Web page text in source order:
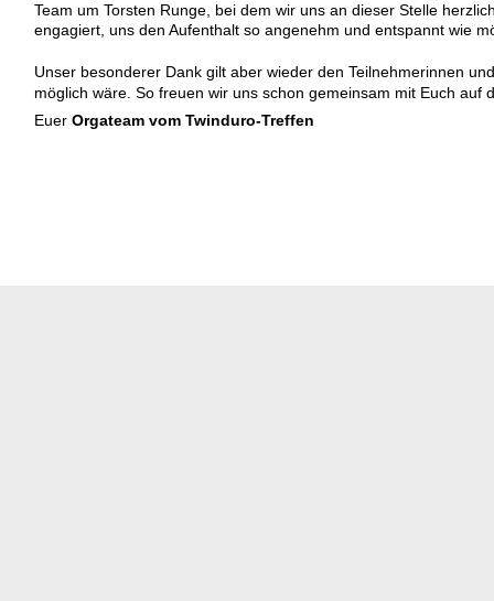
Team um Torsten Runge, bei dem wir uns an dieser Stelle
engagiert, uns den Aufenthalt so angenehm und entspannt wie
Unser besonderer Dank gilt aber wieder den Teilnehmerinnen
möglich wäre. So freuen wir uns schon gemeinsam mit Euch auf
Euer Orgateam vom Twinduro-Treffen